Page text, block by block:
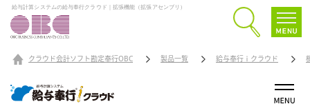
給与計算システムの給与奉行クラウド｜拡張機能（拡張アセンブリ）
クラウド会計ソフト勘定奉行OBC 製品一覧 給与奉行ｉクラウド